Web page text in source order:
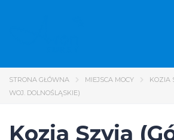
STRONA GŁÓWNA MIEJSCA MOCY
KOZIA
WOJ. DOLNOŚLĄSKIE)
Kozia Szyja